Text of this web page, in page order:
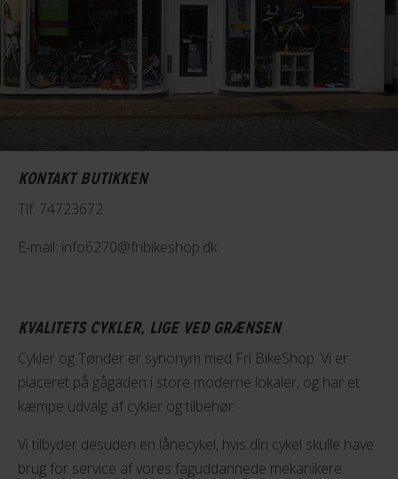
KONTAKT BUTIKKEN
Tlf: 74723672
E-mail: info6270@fribikeshop.dk
KVALITETS CYKLER, LIGE VED GRÆNSEN
Cykler og Tønder er synonym med Fri BikeShop. Vi er
placeret på gågaden i store moderne lokaler, og har et
kæmpe udvalg af cykler og tilbehør.
Vi tilbyder desuden en lånecykel, hvis din cykel skulle have
brug for service af vores faguddannede mekanikere.